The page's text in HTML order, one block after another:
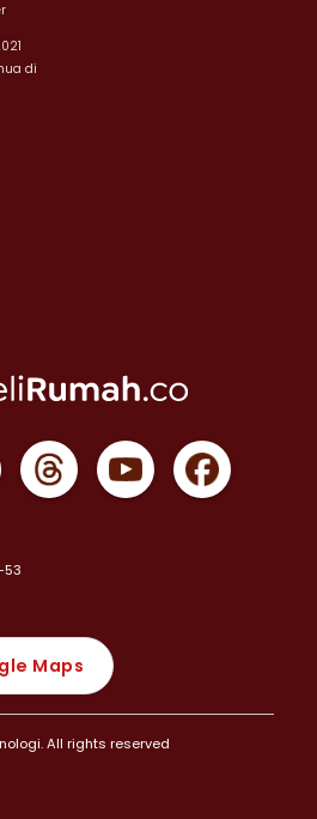
di
53
Maps
All rights reserved